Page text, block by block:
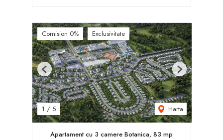
Comision 0% Exclusivitate
1 / 5 Harta
Previous Next
Apartament cu 3 camere Botanica, 83 mp